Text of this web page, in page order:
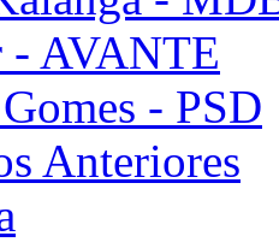
- AVANTE
- PSD
Anteriores